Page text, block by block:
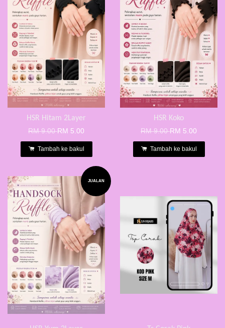
HSR Hitam 2Layer
RM 9.00RM 5.00
Tambah ke bakul
HSR Koko
RM 9.00RM 5.00
Tambah ke bakul
JUALAN